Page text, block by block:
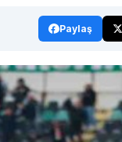
Paylaş